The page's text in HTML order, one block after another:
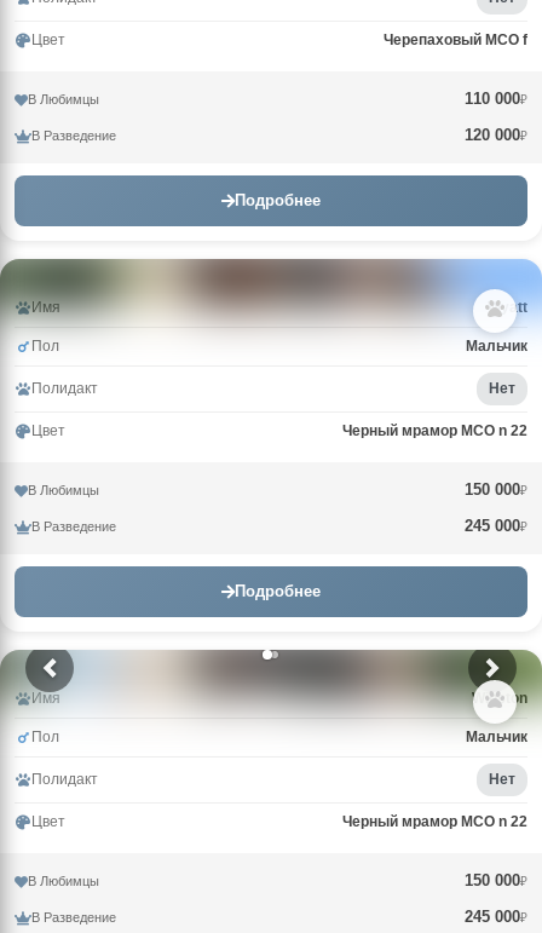
Цвет Черепаховый MCO f
В Любимцы 110 000₽
В Разведение 120 000₽
Подробнее
Имя Wyatt
Пол Мальчик
Полидакт Нет
Цвет Черный мрамор MCO n 22
В Любимцы 150 000₽
В Разведение 245 000₽
Подробнее
Имя Winston
Пол Мальчик
Полидакт Нет
Цвет Черный мрамор MCO n 22
В Любимцы 150 000₽
В Разведение 245 000₽